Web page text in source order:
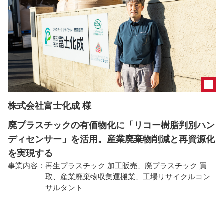
株式会社富士化成 様
廃プラスチックの有価物化に「リコー樹脂判別ハン
ディセンサー」を活用。産業廃棄物削減と再資源化
を実現する
事業内容： 再生プラスチック 加工販売、廃プラスチック 買
取、産業廃棄物収集運搬業、工場リサイクルコン
サルタント